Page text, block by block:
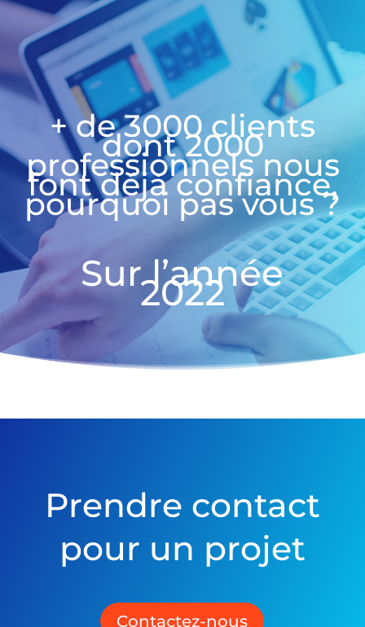
+ de 3000 clients
dont 2000
professionnels nous
font déjà confiance,
pourquoi pas vous ?
Sur l’année
2022
Prendre contact
pour un projet
Contactez-nous